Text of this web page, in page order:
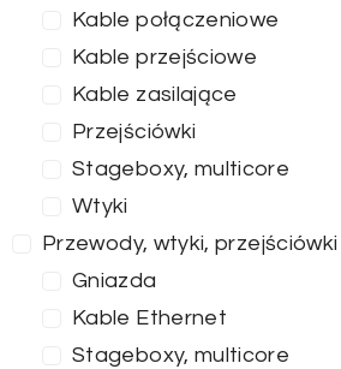
Kable połączeniowe
Kable przejściowe
Kable zasilające
Przejściówki
Stageboxy, multicore
Wtyki
Przewody, wtyki, przejściówki
Gniazda
Kable Ethernet
Stageboxy, multicore